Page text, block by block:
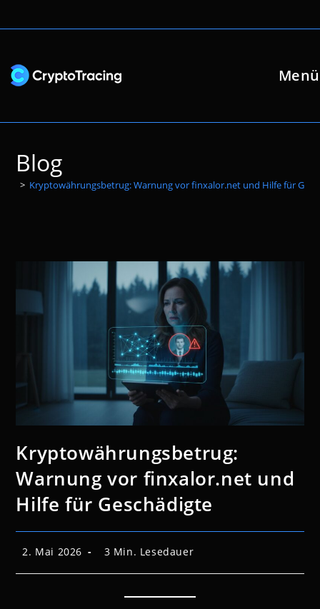
Inhalt
Menü
Blog
> Kryptowährungsbetrug: Warnung vor finxalor.net und Hilfe für
Kryptowährungsbetrug:
Warnung vor finxalor.net und
Hilfe für Geschädigte
Beitrag
2. Mai 2026 Lesedauer:
3 Min. Lesedauer